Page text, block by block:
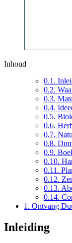
Inhoud
0.1.
0.2.
0.3.
0.4.
0.5.
0.6.
0.7.
0.8.
0.9.
0.10.
0.11.
0.12.
0.13.
0.14.
1. Ontvang
Inleiding